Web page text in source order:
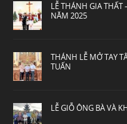
LỄ THÁNH GIA
NĂM 2025
THÁNH LỄ MỞ TAY
TUẤN
LỄ GIỖ ÔNG BÀ VÀ